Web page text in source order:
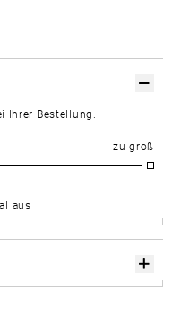
Ihrer Bestellung.
zu groß
aus